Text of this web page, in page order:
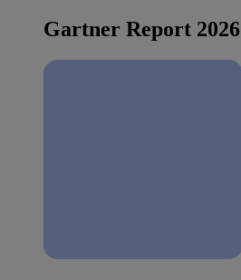
Gartner Report 2026